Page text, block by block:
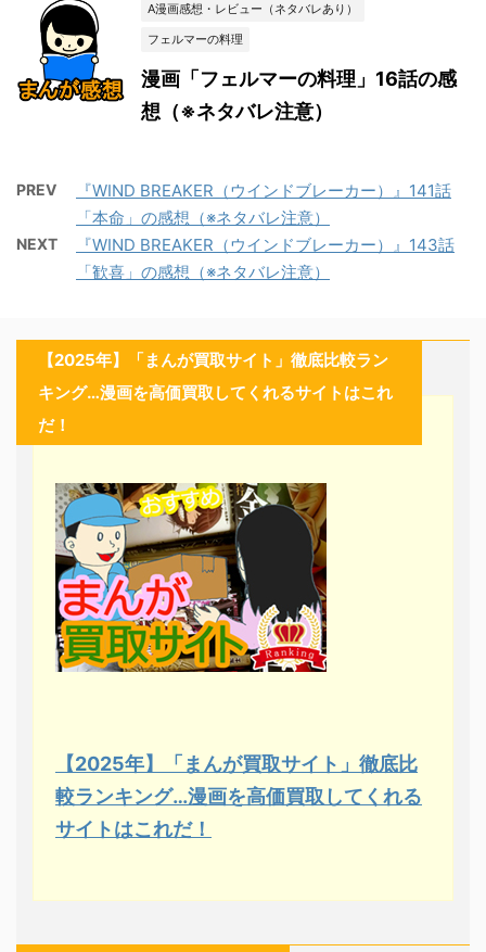
A漫画感想・レビュー（ネタバレあり）
フェルマーの料理
漫画「フェルマーの料理」16話の感
想（※ネタバレ注意）
PREV
『WIND BREAKER（ウインドブレーカー）』141話
「本命」の感想（※ネタバレ注意）
NEXT
『WIND BREAKER（ウインドブレーカー）』143話
「歓喜」の感想（※ネタバレ注意）
【2025年】「まんが買取サイト」徹底比較ラン
キング…漫画を高価買取してくれるサイトはこれ
だ！
【2025年】「まんが買取サイト」徹底比
較ランキング…漫画を高価買取してくれる
サイトはこれだ！